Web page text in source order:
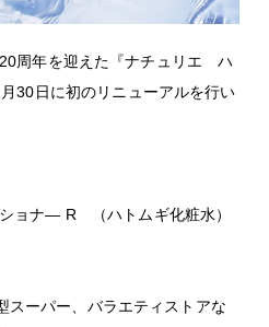
周年を迎えた『ナチュリエ ハ
月30日に初のリニューアルを行い
ョナ― R（ハトムギ化粧水）
スーパー、バラエティストアな